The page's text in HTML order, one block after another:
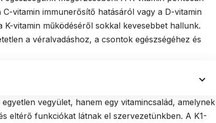
vitamin immunerősítő hatásáról vagy a D-vitamin
vitamin működéséről sokkal kevesebbet hallunk.
a véralvadáshoz, a csontok egészségéhez és
vegyület, hanem egy vitamincsalád, amelynek
eltérő funkciókat látnak el szervezetünkben. A K1-